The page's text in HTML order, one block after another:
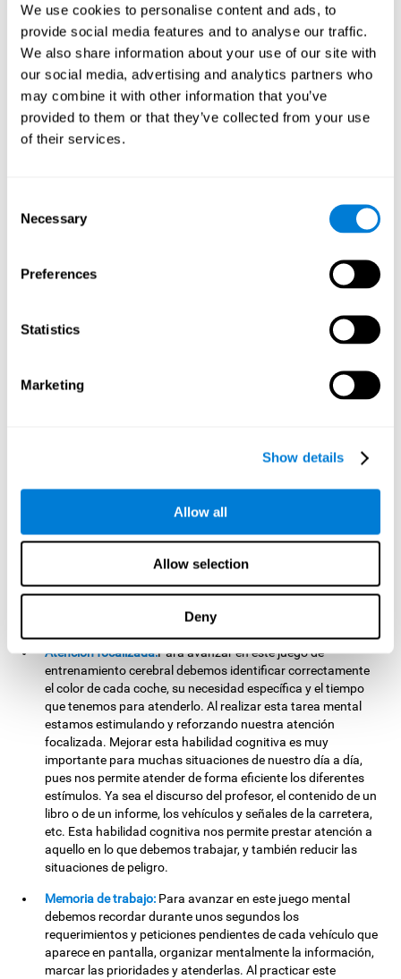
We use cookies to personalise content and ads, to
provide social media features and to analyse our traffic.
We also share information about your use of our site with
our social media, advertising and analytics partners who
may combine it with other information that you’ve
provided to them or that they’ve collected from your use
of their services.
Selection
Necessary
Preferences
Statistics
Marketing
Show details
Allow all
Allow selection
Deny
nos comunica.
Otras capacidades cognitivas
relevantes son:
Escaneo visual:
necesidad, nuestro cerebro debe recuperar la ubicación
específica de cada vehículo y atenderle. Para realizar este
adecuadamente los diferentes estímulos. Al realizar este
ejercicio mental estamos estimulando y reforzando nuestra
fundamental para nuestro día a día, pues nos permite
realizar búsquedas visuales para encontrar estímulos
estamos conduciendo, o palabras importantes dentro de un
texto.
sin provocar atascos. Para poder avanzar tendremos que
estamos estimulando y fortaleciendo nuestra capacidad de
monitorización. Mejorar esta habilidad cognitiva es
llevamos a cabo y asegurarnos de que se adapta a las
circunstancias. Detectar a tiempo que hemos cometido
necesarias para solucionarlo.
Atención focalizada:Para avanzar en este juego de
entrenamiento cerebral debemos identificar correctamente
el color de cada coche, su necesidad específica y el tiempo
que tenemos para atenderlo. Al realizar esta tarea mental
estamos estimulando y reforzando nuestra atención
focalizada. Mejorar esta habilidad cognitiva es muy
importante para muchas situaciones de nuestro día a día,
pues nos permite atender de forma eficiente los diferentes
estímulos. Ya sea el discurso del profesor, el contenido de un
libro o de un informe, los vehículos y señales de la carretera,
etc. Esta habilidad cognitiva nos permite prestar atención a
aquello en lo que debemos trabajar, y también reducir las
situaciones de peligro.
Memoria de trabajo: Para avanzar en este juego mental
debemos recordar durante unos segundos los
requerimientos y peticiones pendientes de cada vehículo que
aparece en pantalla, organizar mentalmente la información,
marcar las prioridades y atenderlas. Al practicar este